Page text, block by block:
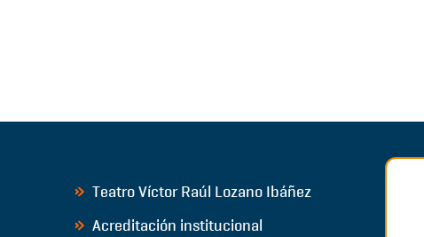
Teatro Víctor Raúl Lozano Ibáñez
Acreditación institucional